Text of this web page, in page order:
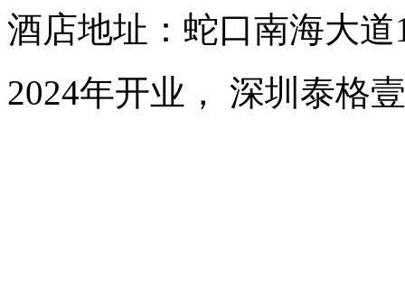
酒店地址：蛇口南海大
2024年开业， 深圳泰